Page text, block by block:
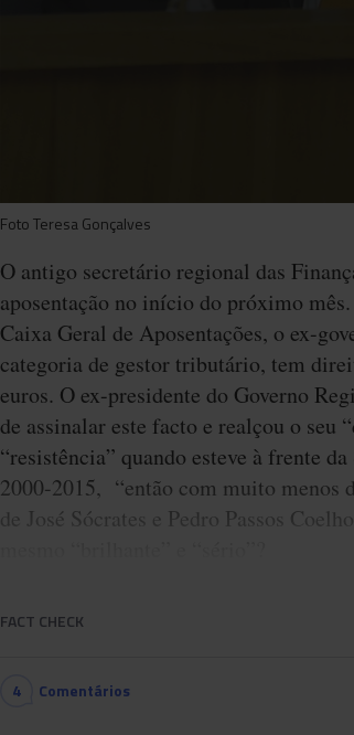
Foto Teresa Gonçalves
O antigo secretário regional das
aposentação no início do próximo
Caixa Geral de Aposentações, o ex-
categoria de gestor tributário, tem
euros. O ex-presidente do Governo
de assinalar este facto e realçou o seu
“resistência” quando esteve à frente
2000-2015, “então com muito menos
de José Sócrates e Pedro Passos
FACT CHECK
4 Comentários